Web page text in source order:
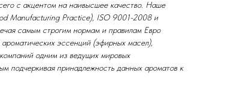
с акцентом на наивысшее качество. Наше
Manufacturing Practice), ISO 9001-2008 и
самым строгим нормам и правилам Евро
эссенций (эфирных масел),
одним из ведущих мировых
подчеркивая принадлежность данных ароматов к